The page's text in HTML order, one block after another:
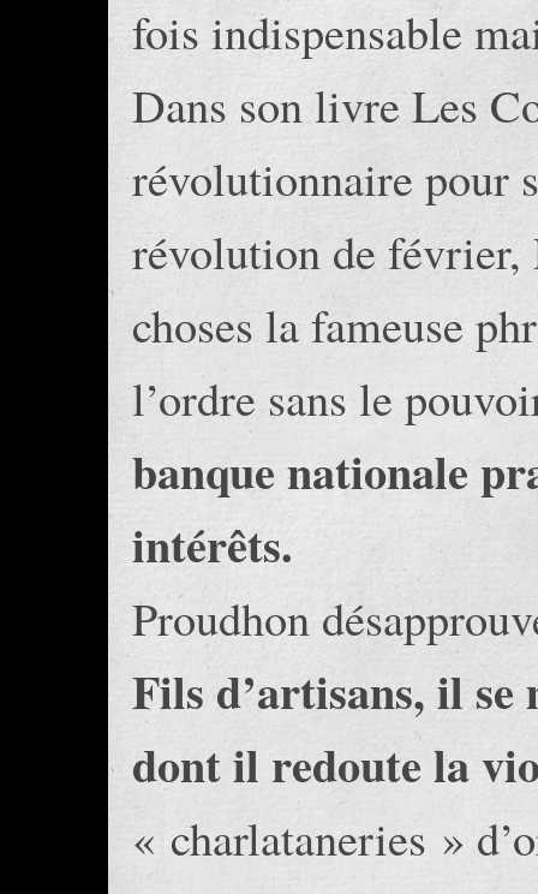
fois indispensable
Dans son livre Les
révolutionnaire pour
révolution de février,
choses la fameuse
l’ordre sans le
banque nationale
intérêts.
Proudhon
Fils d’artisans, il se
dont il redoute la
« charlataneries »